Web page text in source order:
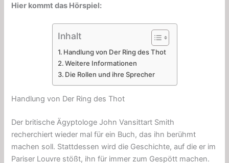
Hier kommt das Hörspiel:
Inhalt
Handlung von Der Ring des Thot
Weitere Informationen
Die Rollen und ihre Sprecher
Handlung von Der Ring des Thot
Der britische Ägyptologe John Vansittart Smith
recherchiert wieder mal für ein Buch, das ihn berühmt
machen soll. Stattdessen wird die Geschichte, auf die er im
Pariser Louvre stößt, ihn für immer zum Gespött machen.